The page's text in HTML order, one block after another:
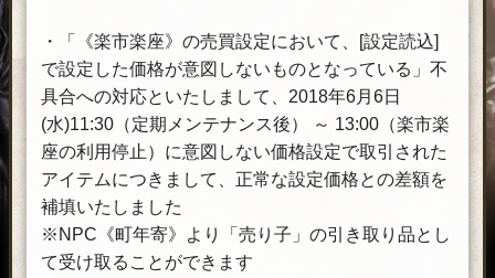
・「《楽市楽座》の売買設定において、[設定読込]
で設定した価格が意図しないものとなっている」不
具合への対応といたしまして、2018年6月6日
(水)11:30（定期メンテナンス後） ～ 13:00（楽市楽
座の利用停止）に意図しない価格設定で取引された
アイテムにつきまして、正常な設定価格との差額を
補填いたしました
※NPC《町年寄》より「売り子」の引き取り品とし
て受け取ることができます